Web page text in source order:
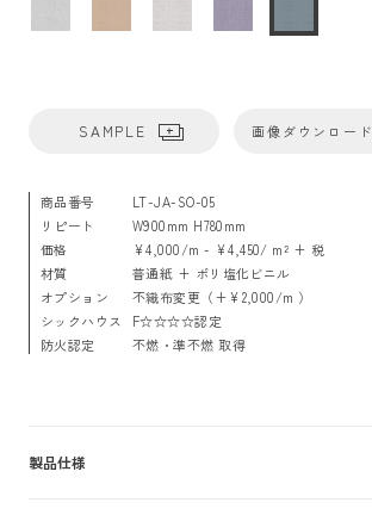
SAMPLE 画像ダウンロード
商品番号
LT-JA-SO-05
リピート
W900mm H780mm
価格
¥4,000/m - ¥4,450/ m² + 税
材質
普通紙 + ポリ塩化ビニル
オプション
不織布変更（+¥2,000/m ）
シックハウス
F☆☆☆☆認定
防火認定
不燃・準不燃 取得
製品仕様